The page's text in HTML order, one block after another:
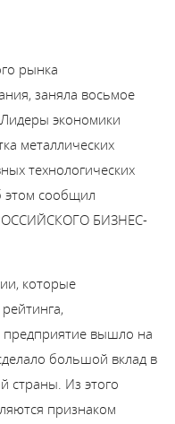
рынка
заняла восьмое
экономики
металлических
технологических
этом сообщил
БИЗНЕС-
которые
предприятие вышло на
большой вклад в
страны. Из этого
признаком